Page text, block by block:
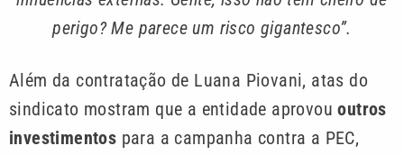
perigo? Me parece um risco gigantesco”.
Além da contratação de Luana Piovani, atas do
sindicato mostram que a entidade aprovououtros
investimentos para a campanha contra a PEC,